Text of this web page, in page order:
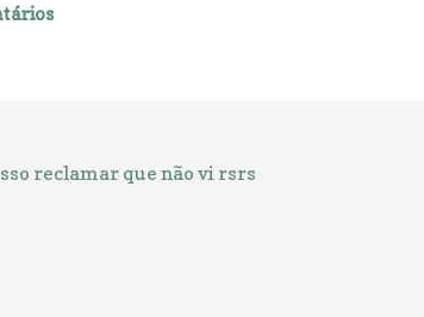
reclamar que não vi rsrs